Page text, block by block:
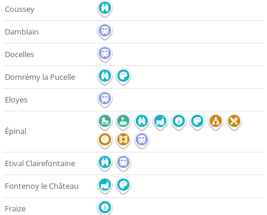
Coussey
Damblain
Docelles
Domrémy la Pucelle
Eloyes
Épinal
Etival Clairefontaine
Fontenoy le Château
Fraize